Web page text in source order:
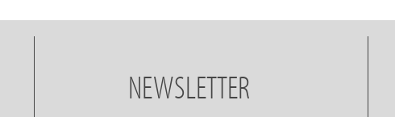
NEWSLETTER